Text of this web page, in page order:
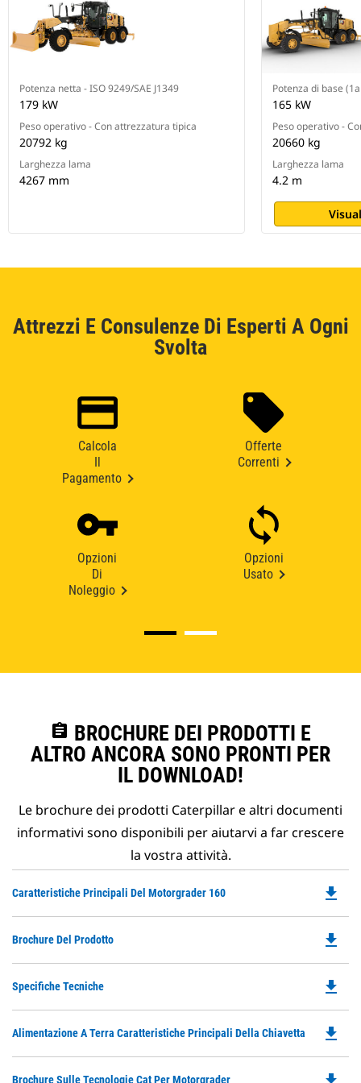
Potenza netta - ISO 9249/SAE J1349
179 kW
Peso operativo - Con attrezzatura tipica
20792 kg
Larghezza lama
4267 mm
Potenza di base
165 kW
Peso operativo -
20660 kg
Larghezza lama
4.2 m
Attrezzi E Consulenze Di Esperti A Ogni
Svolta
Calcola
Pagamento
Offerte
Correnti
Opzioni
Di
Noleggio
Opzioni
Usato
assignment BROCHURE DEI PRODOTTI E
ALTRO ANCORA SONO PRONTI PER
IL DOWNLOAD!
Le brochure dei prodotti Caterpillar e altri documenti
informativi sono disponibili per aiutarvi a far crescere
la vostra attività.
Caratteristiche Principali Del Motorgrader 160
a
file_download
Brochure Del Prodotto
a
file_download
Specifiche Tecniche
a
file_download
Alimentazione A Terra Caratteristiche Principali Della Chiavetta file_download
Brochure Sulle Tecnologie Cat Per Motorgrader